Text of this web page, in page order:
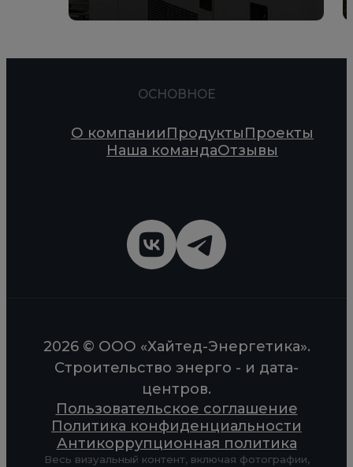
ОСНОВНОЕ
О компанииПродуктыПроекты
Наша командаОтзывы
2026 © ООО «Хайтед-Энергетика».
Строительство энерго - и дата-
центров.
Пользовательское соглашение
Политика конфиденциальности
Антикоррупционная политика
Весь визуальный контент, включая фотографии,